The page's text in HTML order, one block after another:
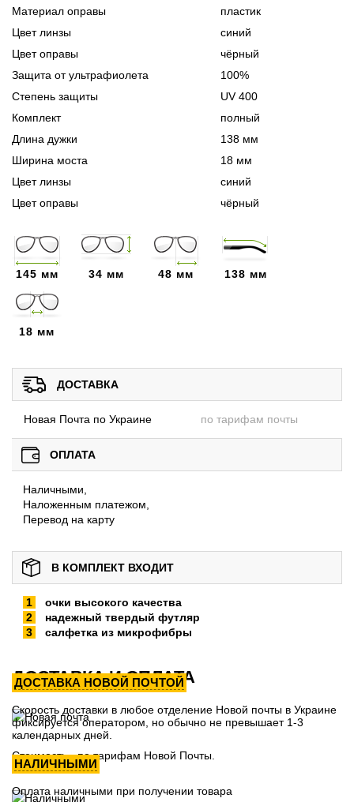
Материал оправы
пластик
Цвет линзы
синий
Цвет оправы
чёрный
Защита от ультрафиолета
100%
Степень защиты
UV 400
Комплект
полный
Длина дужки
138 мм
Ширина моста
18 мм
Цвет линзы
синий
Цвет оправы
чёрный
145 мм 34 мм 48 мм 138 мм
18 мм
ДОСТАВКА
Новая Почта по Украине по тарифам почты
ОПЛАТА
Наличными,
Наложенным платежом,
Перевод на карту
В КОМПЛЕКТ ВХОДИТ
очки высокого качества
надежный твердый футляр
салфетка из микрофибры
ДОСТАВКА И ОПЛАТА
ДОСТАВКА НОВОЙ ПОЧТОЙ
Скорость доставки в любое отделение Новой почты в Украине
фиксируется оператором, но обычно не превышает 1-3
календарных дней.
Стоимость - по тарифам Новой Почты.
НАЛИЧНЫМИ
Оплата наличными при получении товара